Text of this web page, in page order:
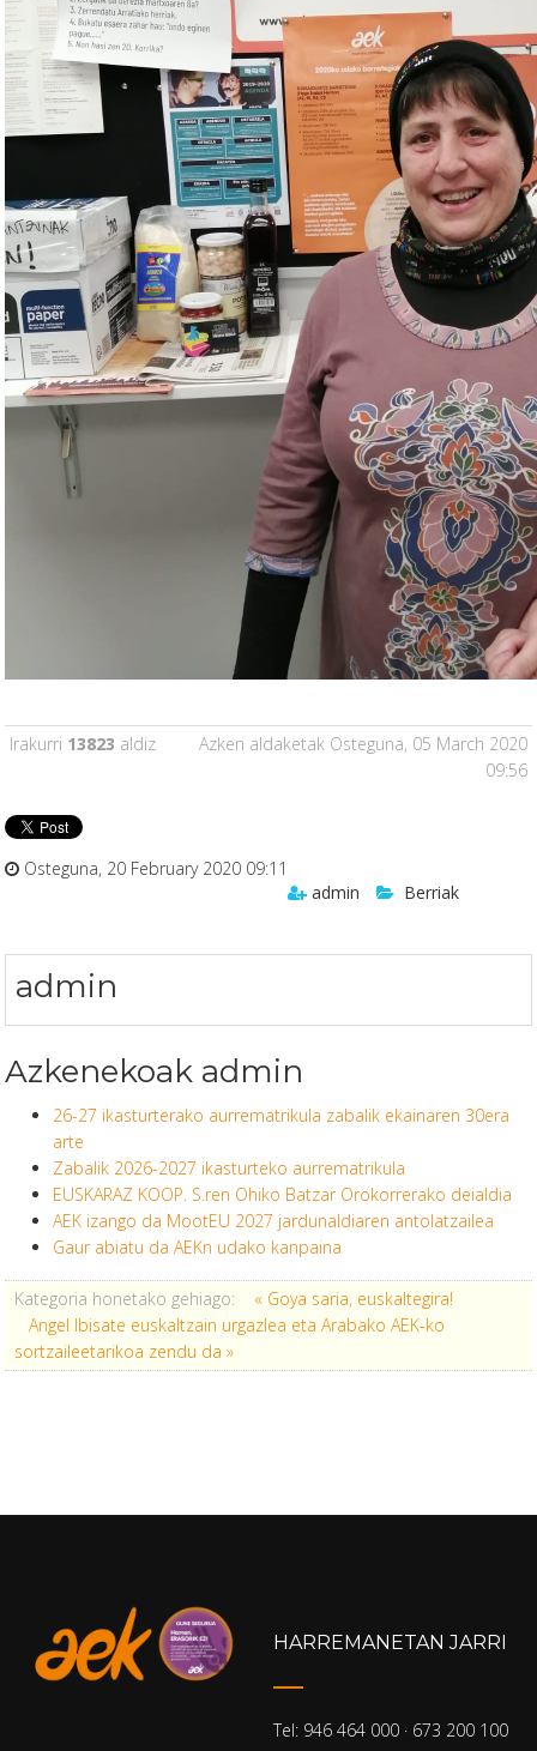
Irakurri 13823 aldiz
Azken aldaketak Osteguna, 05 March 2020
09:56
Osteguna, 20 February 2020 09:11
admin
Berriak
admin
Azkenekoak admin
26-27 ikasturterako aurrematrikula zabalik ekainaren 30era
arte
Zabalik 2026-2027 ikasturteko aurrematrikula
EUSKARAZ KOOP. S.ren Ohiko Batzar Orokorrerako deialdia
AEK izango da MootEU 2027 jardunaldiaren antolatzailea
Gaur abiatu da AEKn udako kanpaina
Kategoria honetako gehiago:
« Goya saria, euskaltegira!
Angel Ibisate euskaltzain urgazlea eta Arabako AEK-ko
sortzaileetarikoa zendu da »
HARREMANETAN JARRI
Tel: 946 464 000 · 673 200 100